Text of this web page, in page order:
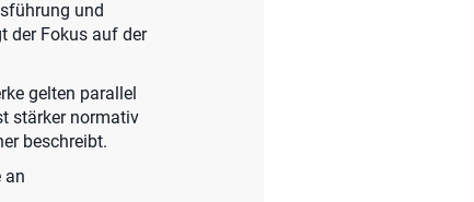
und
der Fokus auf der
gelten parallel
stärker normativ
beschreibt.
an